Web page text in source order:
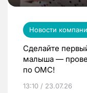
Новости
Сделайте
малыша —
по ОМС!
13:10 / 23.07.26